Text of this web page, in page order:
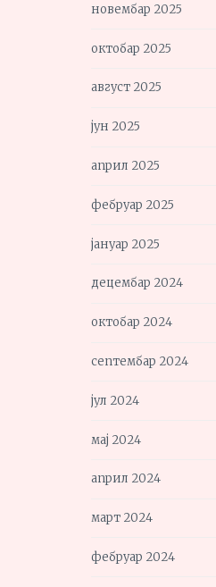
новембар 2025
октобар 2025
август 2025
јун 2025
април 2025
фебруар 2025
јануар 2025
децембар 2024
октобар 2024
септембар 2024
јул 2024
мај 2024
април 2024
март 2024
фебруар 2024